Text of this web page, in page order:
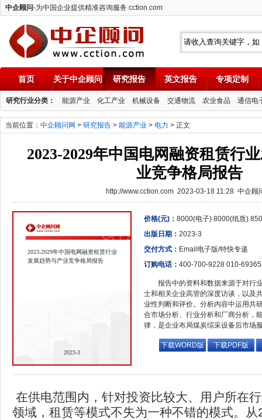
中企顾问-为中国企业提供精准咨询服务 cction.com
中企顾问
首页 关于中企顾问 研究报告 英文报告 专项定制
研究行业分类： 能源产业 化工产业 机械设备 交通物流 农业食品 通信电
当前位置： 中企顾问网 > 研究报告 > 能源产业 > 电力 > 正文
2023-2029年中国电网融资租赁行
业竞争格局报告
http://www.cction.com 2023-03-18 11:28 中企顾
2023-2029年中国电网融资租赁行业
发展趋势与产业竞争格局报告
2023-3
价格(元)： 8000(电子) 8000(纸质)
出版日期： 2023-3
交付方式： Email电子版/特快专递
订购电话： 400-700-9228 010-
报告中的资料和数据来源于对行
士和相关企业高管的深度访谈，以及
业性判断和评价。分析内容中运用共
合市场分析、行业分析和厂商分析，
律，是企业布局煤炭综采设备后市场
下载WORD版 下载PDF版
在供电范围内，针对投资比较大、用户所在
领域，租赁等模式不失为一种不错的模式。